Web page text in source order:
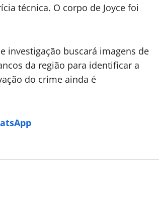
técnica. O corpo de Joyce foi
investigação buscará imagens de
da região para identificar a
do crime ainda é